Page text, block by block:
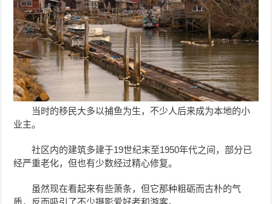
当时的移民大多以捕鱼为生，不少人后来成为本地的小
业主。
社区内的建筑多建于19世纪末至1950年代之间，部分已
经严重老化，但也有少数经过精心修复。
虽然现在看起来有些萧条，但它那种粗砺而古朴的气
质，反而吸引了不少摄影爱好者和游客。